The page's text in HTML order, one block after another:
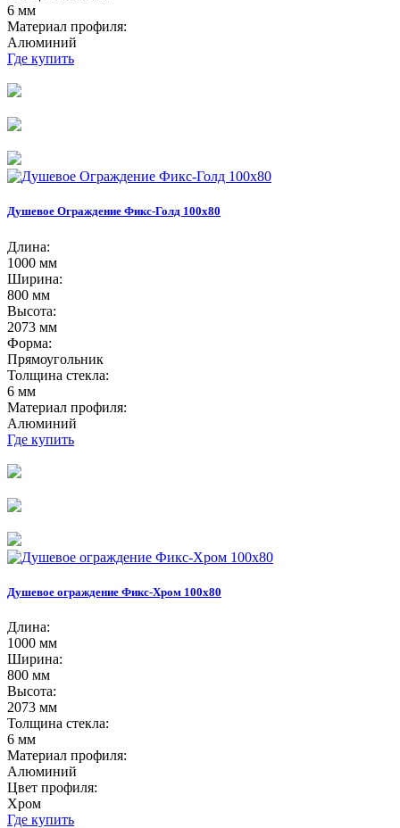
6 мм
Материал профиля:
Алюминий
Где купить
Душевое Ограждение Фикс-Голд 100х80
Длина:
1000 мм
Ширина:
800 мм
Высота:
2073 мм
Форма:
Прямоугольник
Толщина стекла:
6 мм
Материал профиля:
Алюминий
Где купить
Душевое ограждение Фикс-Хром 100х80
Длина:
1000 мм
Ширина:
800 мм
Высота:
2073 мм
Толщина стекла:
6 мм
Материал профиля:
Алюминий
Цвет профиля:
Хром
Где купить